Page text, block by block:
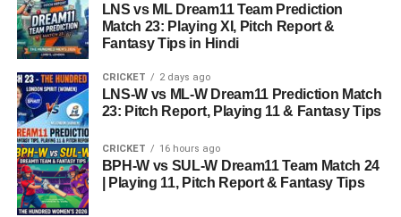
10वीं की मार्कशीट
12वीं/डिप्लोमा प्रमाण पत्र (यदि हो)
Microsoft Office ट्रेनिंग सर्टिफिकेट
डोमिसाइल प्रमाण पत्र
आधार/वोटर ID/ड्राइविंग लाइसेंस
PAN कार्ड
SC/ST प्रमाण पत्र (यदि लागू)
4. जिलेवार भर्ती नियमों के अनुसार अतिरिक्त पात्रता शर्तें भी लागू
हो सकती हैं, इसलिए आवेदन से पहले संबंधित जिले की अधिसूचना
अवश्य पढ़ें।
महत्वपूर्ण अपडेट
भर्ती विभाग:महिला सशक्तीकरण एवं बाल विकास विभाग
कुल पद:3211
पद:आंगनबाड़ी कार्यकर्ता एवं सहायिका
LNS vs ML Dream11 Team Prediction
Match 23: Playing XI, Pitch Report &
Fantasy Tips in Hindi
CRICKET 2 days ago
LNS-W vs ML-W Dream11 Prediction Match
23: Pitch Report, Playing 11 & Fantasy Tips
CRICKET 16 hours ago
BPH-W vs SUL-W Dream11 Team Match 24
| Playing 11, Pitch Report & Fantasy Tips